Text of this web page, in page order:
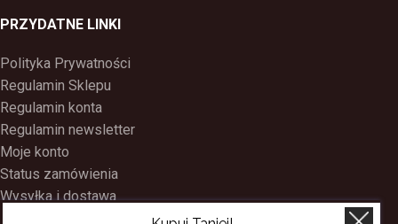
PRZYDATNE LINKI
Polityka Prywatności
Regulamin Sklepu
Regulamin konta
Regulamin newsletter
Moje konto
Status zamówienia
Wysyłka i dostawa